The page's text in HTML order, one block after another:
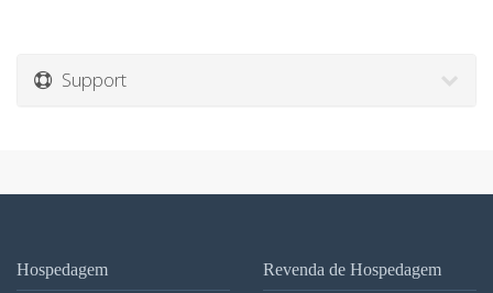
Support
Hospedagem Revenda de Hospedagem